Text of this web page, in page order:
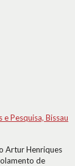
Pesquisa, Bissau
Artur Henriques
de